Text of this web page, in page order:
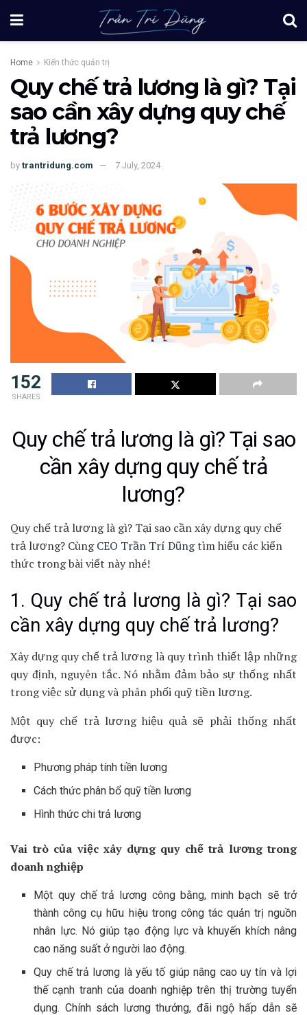
Home Kiến thức quản trị
Quy chế trả lương là gì? Tại
sao cần xây dựng quy chế
trả lương?
by trantridung.com 7 July, 2024
152
SHARES
Quy chế trả lương là gì? Tại sao
cần xây dựng quy chế trả
lương?
Quy chế trả lương là gì? Tại sao cần xây dựng quy chế
trả lương? CùngCEO Trần Trí Dũngtìm hiểu các kiến
thức trong bài viết này nhé!
1. Quy chế trả lương là gì? Tại sao
cần xây dựng quy chế trả lương?
Xây dựng quy chế trả lương là quy trình thiết lập những
quy định, nguyên tắc. Nó nhằm đảm bảo sự thống nhất
trong việc sử dụng và phân phối quỹ tiền lương.
Một quy chế trả lương hiệu quả sẽ phải thống nhất
được:
Phương pháp tính tiền lương
Cách thức phân bổ quỹ tiền lương
Hình thức chi trả lương
Vai trò của việc xây dựng quy chế trả lương trong
doanh nghiệp
Một quy chế trả lương công bằng, minh bạch sẽ trở
thành công cụ hữu hiệu trong công tác quản trị nguồn
nhân lực. Nó giúp tạo động lực và khuyến khích nâng
cao năng suất ở người lao động.
Quy chế trả lương là yếu tố giúp nâng cao uy tín và lợi
thế cạnh tranh của doanh nghiệp trên thị trường tuyển
dụng. Chính sách lương thưởng, đãi ngộ hấp dẫn sẽ